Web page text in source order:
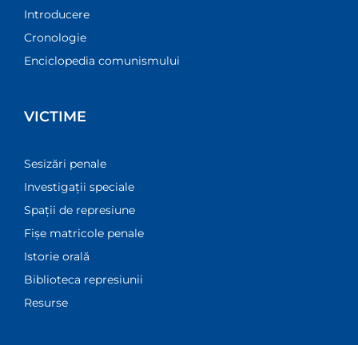
Introducere
Cronologie
Enciclopedia comunismului
VICTIME
Sesizări penale
Investigații speciale
Spații de represiune
Fișe matricole penale
Istorie orală
Biblioteca represiunii
Resurse